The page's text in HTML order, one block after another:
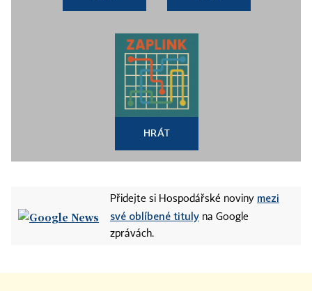
HRÁT
Přidejte si Hospodářské noviny mezi
své oblíbené tituly na Google
zprávách.